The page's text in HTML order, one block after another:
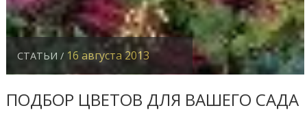
СТАТЬИ / 16 августа 2013
ПОДБОР ЦВЕТОВ ДЛЯ ВАШЕГО САДА